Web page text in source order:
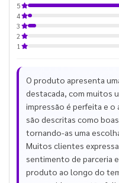
5
4
3
2
1
O produto apresenta
destacada, com muitos
impressão é perfeita e o
são descritas como
tornando-as uma
Muitos clientes
sentimento de parceria
produto ao longo do